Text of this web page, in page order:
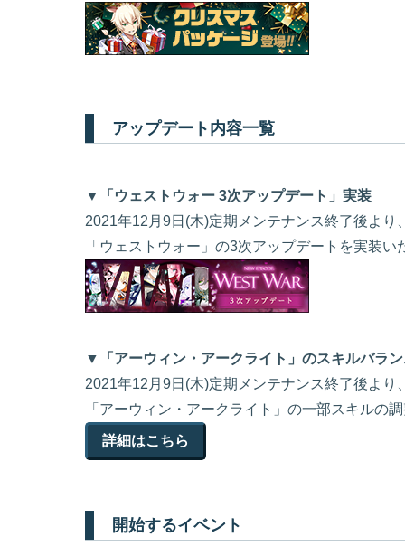
アップデート内容一覧
▼「ウェストウォー 3次アップデート」実装
2021年12月9日(木)定期メンテナンス終了後より
「ウェストウォー」の3次アップデートを実装い
▼「アーウィン・アークライト」のスキルバラ
2021年12月9日(木)定期メンテナンス終了後より
「アーウィン・アークライト」の一部スキルの
詳細はこちら
開始するイベント